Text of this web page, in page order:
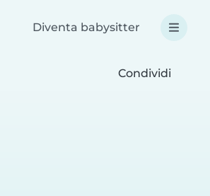
Diventa babysitter
Condividi